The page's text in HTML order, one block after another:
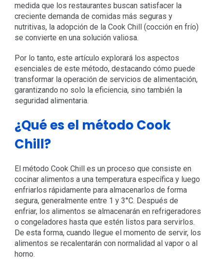
medida que los restaurantes buscan satisfacer la
creciente demanda de comidas más seguras y
nutritivas, la adopción de la Cook Chill (cocción en frío)
se convierte en una solución valiosa.
Por lo tanto, este artículo explorará los aspectos
esenciales de este método, destacando cómo puede
transformar la operación de servicios de alimentación,
garantizando no solo la eficiencia, sino también la
seguridad alimentaria.
¿Qué es el método Cook
Chill?
El método Cook Chill es un proceso que consiste en
cocinar alimentos a una temperatura específica y luego
enfriarlos rápidamente para almacenarlos de forma
segura, generalmente entre 1 y 3°C. Después de
enfriar, los alimentos se almacenarán en refrigeradores
o congeladores hasta que estén listos para servirlos.
De esta forma, cuando llegue el momento de servir, los
alimentos se recalentarán con normalidad al vapor o al
horno.